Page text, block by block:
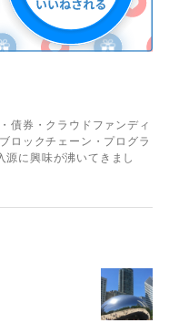
債券・クラウドファンディ
ロックチェーン・プログラ
に興味が沸いてきまし